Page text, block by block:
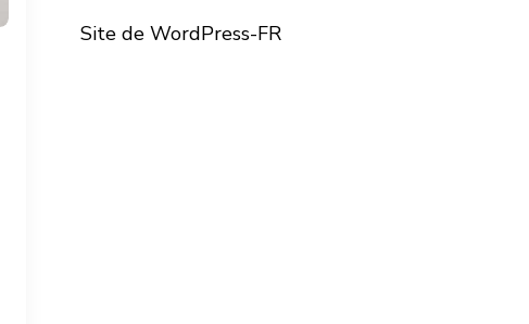
Site de WordPress-FR